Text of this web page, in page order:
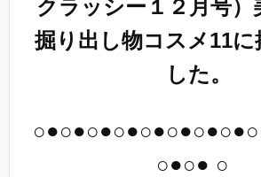
クラッシー１２月号）
掘り出し物コスメ11に
した。
○●○● ○